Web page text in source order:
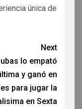
única de
Next
lo empató
y ganó en
para jugar la
en Sexta